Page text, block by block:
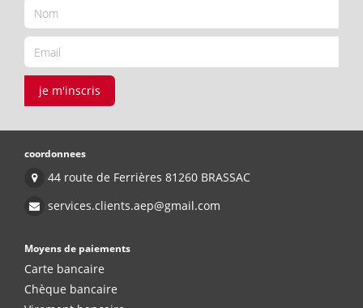
je m'inscris
coordonnees
44 route de Ferrières 81260 BRASSAC
services.clients.aep@gmail.com
Moyens de paiements
Carte bancaire
Chèque bancaire